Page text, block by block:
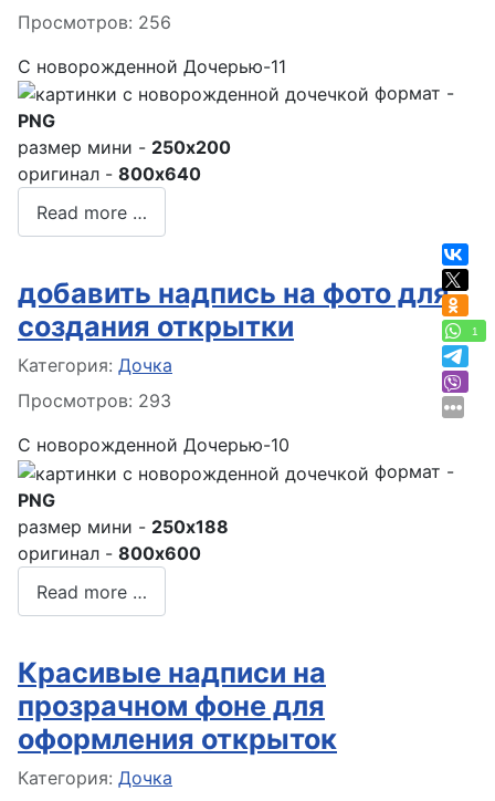
Просмотров: 256
С новорожденной Дочерью-11
формат -
PNG
размер мини - 250x200
оригинал - 800x640
Read more …
добавить надпись на фото для
создания открытки
Информация о материале
Категория: Дочка
Просмотров: 293
С новорожденной Дочерью-10
формат -
PNG
размер мини - 250x188
оригинал - 800x600
Read more …
Красивые надписи на
прозрачном фоне для
оформления открыток
Информация о материале
Категория: Дочка
1